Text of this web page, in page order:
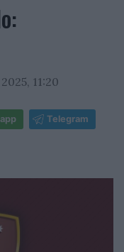
11:20
Telegram